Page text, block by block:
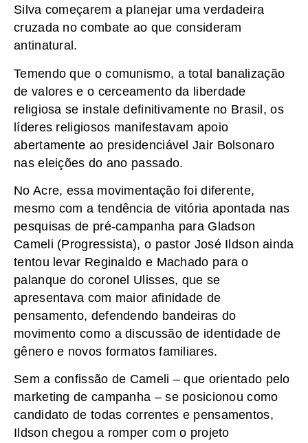
Silva começarem a planejar uma verdadeira
cruzada no combate ao que consideram
antinatural.
Temendo que o comunismo, a total banalização
de valores e o cerceamento da liberdade
religiosa se instale definitivamente no Brasil, os
líderes religiosos manifestavam apoio
abertamente ao presidenciável Jair Bolsonaro
nas eleições do ano passado.
No Acre, essa movimentação foi diferente,
mesmo com a tendência de vitória apontada nas
pesquisas de pré-campanha para Gladson
Cameli (Progressista), o pastor José Ildson ainda
tentou levar Reginaldo e Machado para o
palanque do coronel Ulisses, que se
apresentava com maior afinidade de
pensamento, defendendo bandeiras do
movimento como a discussão de identidade de
gênero e novos formatos familiares.
Sem a confissão de Cameli – que orientado pelo
marketing de campanha – se posicionou como
candidato de todas correntes e pensamentos,
Ildson chegou a romper com o projeto